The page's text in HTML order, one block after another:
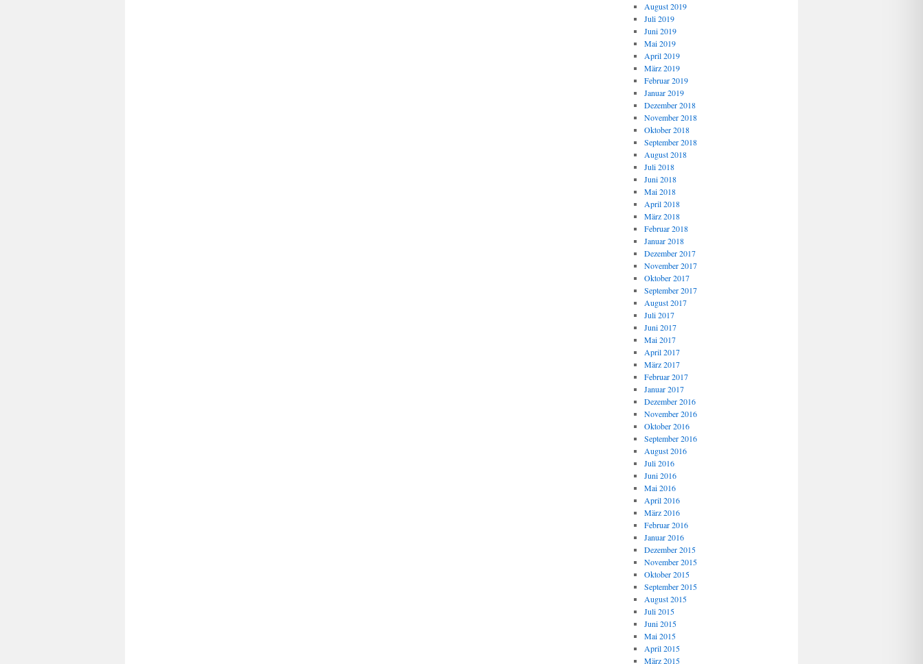
August 2019
Juli 2019
Juni 2019
Mai 2019
April 2019
März 2019
Februar 2019
Januar 2019
Dezember 2018
November 2018
Oktober 2018
September 2018
August 2018
Juli 2018
Juni 2018
Mai 2018
April 2018
März 2018
Februar 2018
Januar 2018
Dezember 2017
November 2017
Oktober 2017
September 2017
August 2017
Juli 2017
Juni 2017
Mai 2017
April 2017
März 2017
Februar 2017
Januar 2017
Dezember 2016
November 2016
Oktober 2016
September 2016
August 2016
Juli 2016
Juni 2016
Mai 2016
April 2016
März 2016
Februar 2016
Januar 2016
Dezember 2015
November 2015
Oktober 2015
September 2015
August 2015
Juli 2015
Juni 2015
Mai 2015
April 2015
März 2015